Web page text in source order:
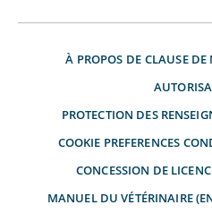
À PROPOS DE CLAUSE DE
PROTECTION DES
COOKIE PREFERENCES
CONCESSION DE
MANUEL DU VÉTÉRINAIRE